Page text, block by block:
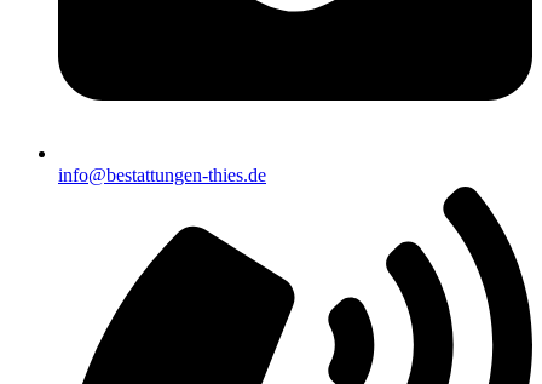
info@bestattungen-thies.de